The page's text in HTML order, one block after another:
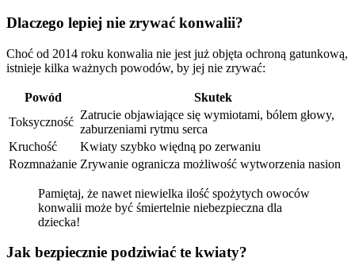
Dlaczego lepiej nie zrywać konwalii?
Choć od 2014 roku konwalia nie jest już objęta ochroną gatunkową,
istnieje kilka ważnych powodów, by jej nie zrywać:
Powód
Skutek
Toksyczność
Zatrucie objawiające się wymiotami, bólem głowy,
zaburzeniami rytmu serca
Kruchość
Kwiaty szybko więdną po zerwaniu
Rozmnażanie Zrywanie ogranicza możliwość wytworzenia nasion
Pamiętaj, że nawet niewielka ilość spożytych owoców
konwalii może być śmiertelnie niebezpieczna dla
dziecka!
Jak bezpiecznie podziwiać te kwiaty?